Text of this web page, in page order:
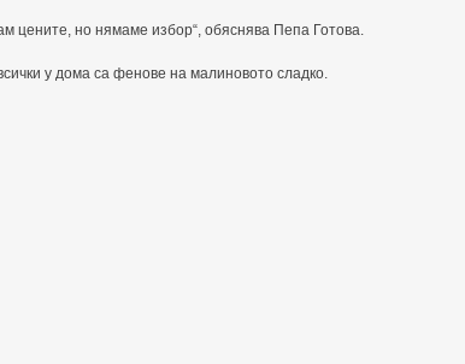
цените, но нямаме избор“, обяснява Пепа Готова.
у дома са фенове на малиновото сладко.